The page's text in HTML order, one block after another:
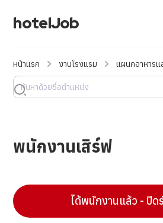
hotelJob
หน้าแรก งานโรงแรม แผนกอาหารแ
พนักงานเสิร์ฟ
ได้พนักงานแล้ว - ปิด